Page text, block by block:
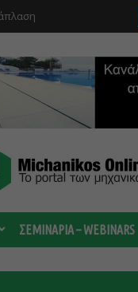
ΣΕΜΙΝΑΡΙΑ – WEBINARS